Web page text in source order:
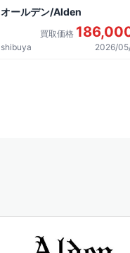
オールデン/Alden
買取価格
shibuya
2026/